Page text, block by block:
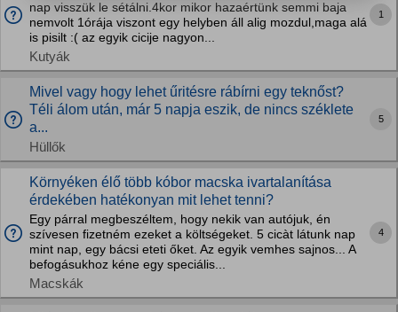
nap visszük le sétálni.4kor mikor hazaértünk semmi baja
nemvolt 1órája viszont egy helyben áll alig mozdul,maga alá
is pisilt :( az egyik cicije nagyon...
Kutyák
1
Mivel vagy hogy lehet űritésre rábírni egy teknőst?
Téli álom után, már 5 napja eszik, de nincs széklete
a...
Hüllők
5
Környéken élő több kóbor macska ivartalanítása
érdekében hatékonyan mit lehet tenni?
Egy párral megbeszéltem, hogy nekik van autójuk, én
szívesen fizetném ezeket a költségeket. 5 cicàt látunk nap
mint nap, egy bácsi eteti őket. Az egyik vemhes sajnos... A
befogásukhoz kéne egy speciális...
Macskák
4